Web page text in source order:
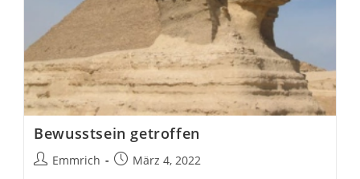
Bewusstsein getroffen
Beitrags-
Emmrich
BeitragMärz 4, 2022